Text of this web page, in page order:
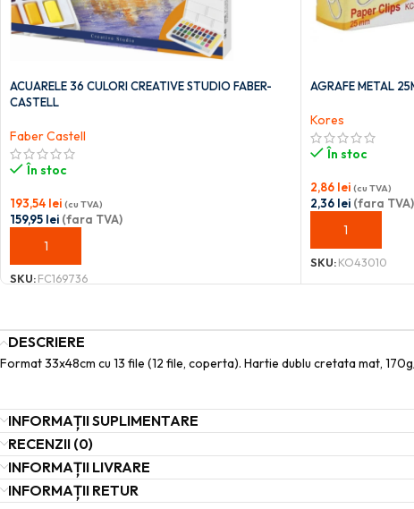
ACUARELE 36 CULORI CREATIVE STUDIO FABER-
CASTELL
Faber Castell
În stoc
193,54 lei (cu TVA)
159,95 lei (fara TVA)
ADAUGĂ ÎN COȘ
SKU:FC169736
AGRAFE METAL
Kores
În stoc
2,86 lei (cu TVA)
2,36 lei(fara TVA)
ADAUGĂ ÎN COȘ
SKU:KO43010
DESCRIERE
Format 33x48cm cu 13 file (12 file, coperta). Hartie dublu cretata mat,
INFORMAȚII SUPLIMENTARE
RECENZII (0)
INFORMAȚII LIVRARE
INFORMAȚII RETUR